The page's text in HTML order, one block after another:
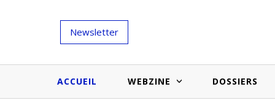
Newsletter
ACCUEIL WEBZINE DOSSIERS